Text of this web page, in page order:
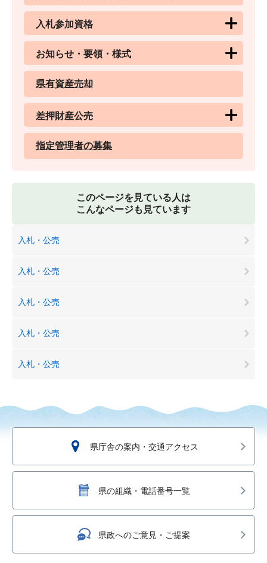
入札参加資格
お知らせ・要領・様式
県有資産売却
差押財産公売
指定管理者の募集
このページを見ている人は
こんなページも見ています
入札・公売
入札・公売
入札・公売
入札・公売
入札・公売
県庁舎の案内・交通アクセス
県の組織・電話番号一覧
県政へのご意見・ご提案